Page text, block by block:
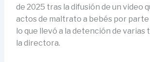
de 2025 tras la difusión de un video
actos de maltrato a bebés por parte
lo que llevó a la detención de varias
la directora.